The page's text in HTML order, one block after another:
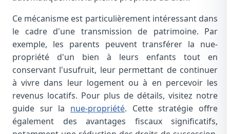
Ce mécanisme est particulièrement intéressant dans
le cadre d'une transmission de patrimoine. Par
exemple, les parents peuvent transférer la nue-
propriété d'un bien à leurs enfants tout en
conservant l'usufruit, leur permettant de continuer
à vivre dans leur logement ou à en percevoir les
revenus locatifs. Pour plus de détails, visitez notre
guide sur la nue-propriété. Cette stratégie offre
également des avantages fiscaux significatifs,